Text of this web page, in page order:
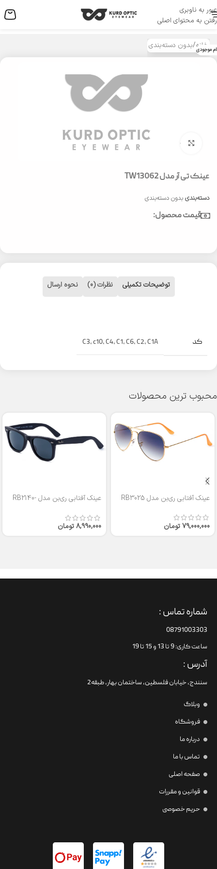
عبور به ناوبری
رفتن به محتوای اصلی
منو
خانه/بدون دسته‌بندی موجودی
بزرگنمایی تصویر
عینک تی آر مدل TW13062
دسته‌بندی بدون دسته‌بندی
قیمت محصول:
توضیحات تکمیلی نظرات (0) نحوه ارسال
کد C3,c10,C4,C1,C6,C2,C1A
محبوب ترین محصولات
عینک آفتابی ری‌بن مدل RB3025
79,000,000تومان
عینک آفتابی ری‌بن مدل RB2140-
8,990,000تومان
شماره تماس :
08791003303
ساعت کاری: 9 تا 13 و 15 تا 19
آدرس :
سنندج، خیابان فلسطین،‌ ساختمان بهار، طبقه2
وبلاگ
فروشگاه
درباره ما
تماس با ما
صفحه اصلی
قوانین و مقررات
حریم خصوصی